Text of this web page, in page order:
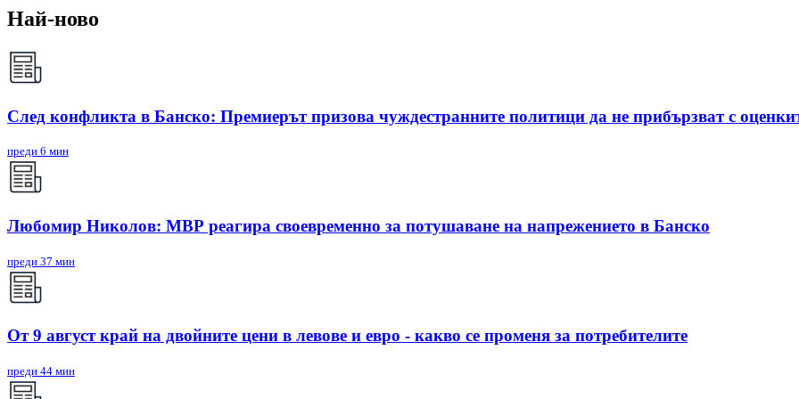
Най-ново
След конфликта в Банско: Премиерът призова чуждестранните политици да не прибързват с
преди 6 мин
Любомир Николов: МВР реагира своевременно за потушаване на напрежението в Банско
преди 37 мин
От 9 август край на двойните цени в левове и евро - какво се променя за потребителите
преди 44 мин